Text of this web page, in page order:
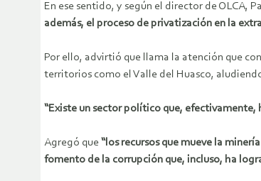
En ese sentido, y según el director de OLCA,
además, el proceso de privatización en la
Por ello, advirtió que llama la atención que
territorios como el Valle del Huasco,
“Existe un sector político que,
Agregó que “los recursos que mueve la
fomento de la corrupción que, incluso, ha